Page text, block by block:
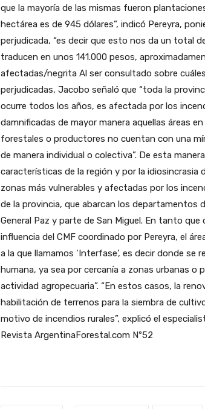
que la mayoría de las mismas fueron
hectárea es de 945 dólares”, indicó Pereyra,
perjudicada, “es decir que esto nos da un total
traducen en unos 141.000 pesos,
afectadas/negrita Al ser consultado sobre
perjudicadas, Jacobo señaló que “toda la
ocurre todos los años, es afectada por los
damnificadas de mayor manera aquellas áreas
forestales o productores no cuentan con una
de manera individual o colectiva”. De esta
características de la región y por la idiosincrasia
zonas más vulnerables y afectadas por los
de la provincia, que abarcan los departamentos
General Paz y parte de San Miguel. En tanto que
influencia del CMF coordinado por Pereyra, el
a la que llamamos ‘Interfase’, es decir donde se
humana, ya sea por cercanía a zonas urbanas o
actividad agropecuaria”. “En estos casos, la
habilitación de terrenos para la siembra de
motivo de incendios rurales”, explicó el
Revista ArgentinaForestal.com Nº52